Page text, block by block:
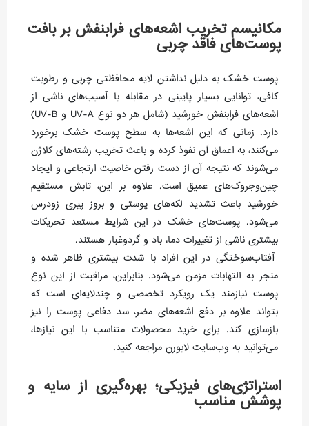
مکانیسم تخریب اشعه‌های فرابنفش بر بافت
پوست‌های فاقد چربی
پوست خشک به دلیل نداشتن لایه محافظتی چربی و رطوبت
کافی، توانایی بسیار پایینی در مقابله با آسیب‌های ناشی از
اشعه‌های فرابنفش خورشید (شامل هر دو نوع UV-A و UV-B)
دارد. زمانی که این اشعه‌ها به سطح پوست خشک برخورد
می‌کنند، به اعماق آن نفوذ کرده و باعث تخریب رشته‌های کلاژن
می‌شوند که نتیجه آن از دست رفتن خاصیت ارتجاعی و ایجاد
چین‌وجروک‌های عمیق است. علاوه بر این، تابش مستقیم
خورشید باعث تشدید لکه‌های پوستی و بروز پیری زودرس
می‌شود. پوست‌های خشک در این شرایط مستعد تحریکات
بیشتری ناشی از تغییرات دما، باد و گردوغبار هستند.
آفتاب‌سوختگی در این افراد با شدت بیشتری ظاهر شده و
منجر به التهابات مزمن می‌شود. بنابراین، مراقبت از این نوع
پوست نیازمند یک رویکرد تخصصی و چندلایه‌ای است که
بتواند علاوه بر دفع اشعه‌های مضر، سد دفاعی پوست را نیز
بازسازی کند. برای خرید محصولات متناسب با این نیازها،
می‌توانید به وب‌سایت لابورن مراجعه کنید.
استراتژی‌های فیزیکی؛ بهره‌گیری از سایه و
پوشش مناسب